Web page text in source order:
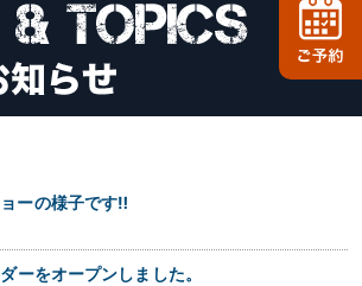
ーの様子です‼
ーをオープンしました。